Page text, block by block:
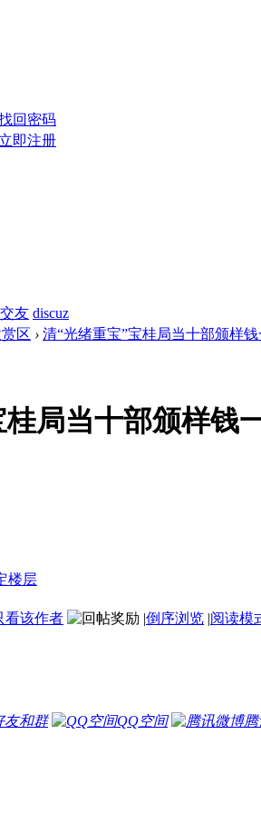
回密码
立即注册
交友 discuz
区 › 清“光绪重宝”宝桂局当十部颁样
局当十部颁样钱
看该作者 |倒序浏览 |阅读模
友和群 QQ空间 腾